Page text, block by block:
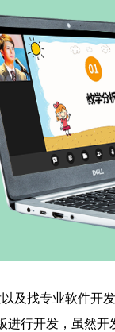
及找专业软件开
进行开发，虽然